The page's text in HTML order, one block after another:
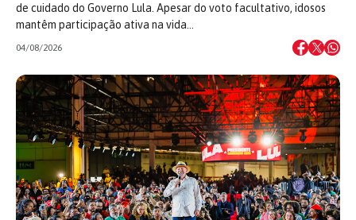
de cuidado do Governo Lula. Apesar do voto facultativo, idosos
mantêm participação ativa na vida…
04/08/2026